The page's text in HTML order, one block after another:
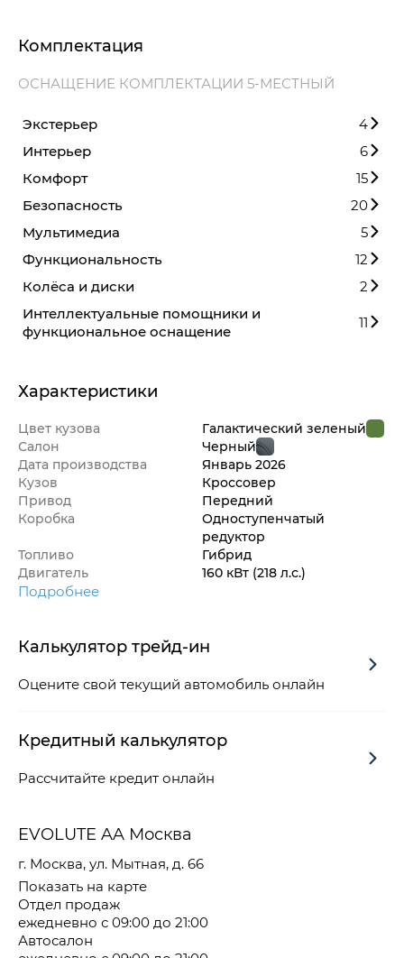
Комплектация
ОСНАЩЕНИЕ КОМПЛЕКТАЦИИ 5-МЕСТНЫЙ
Экстерьер
4
Интерьер
6
Комфорт
15
Безопасность
20
Мультимедиа
5
Функциональность
12
Колёса и диски
2
Интеллектуальные помощники и
функциональное оснащение
11
Характеристики
Цвет кузова
Галактический зеленый
Салон
Черный
Дата производства
Январь 2026
Кузов
Кроссовер
Привод
Передний
Коробка
Одноступенчатый
редуктор
Топливо
Гибрид
Двигатель
160 кВт (218 л.с.)
Подробнее
Калькулятор трейд-ин
Оцените свой текущий автомобиль онлайн
Кредитный калькулятор
Рассчитайте кредит онлайн
EVOLUTE AA Москва
г. Москва, ул. Мытная, д. 66
Показать на карте
Отдел продаж
ежедневно с 09:00 до 21:00
Автосалон